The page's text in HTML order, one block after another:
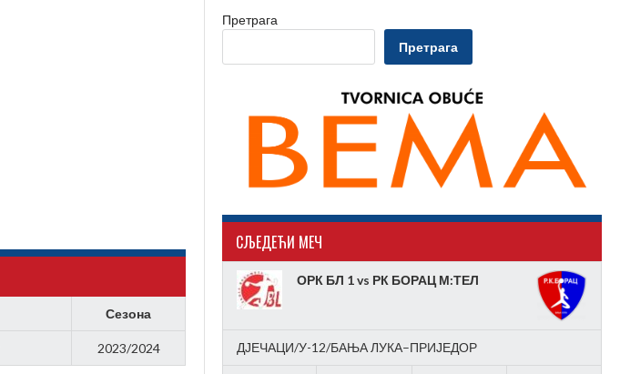
Сезона
2023/2024
Претрага
Претрага
CЉЕДЕЋИ МЕЧ
ОРК БЛ 1 vs РК БОРАЦ М:ТЕЛ
ДЈЕЧАЦИ/У-12/БАЊА ЛУКА–ПРИЈЕДОР